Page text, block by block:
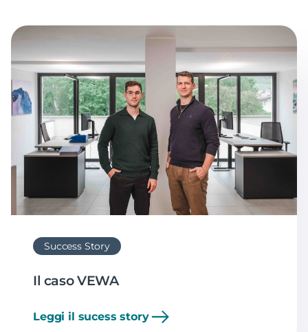
Success Story
Il caso VEWA
Leggi il sucess story